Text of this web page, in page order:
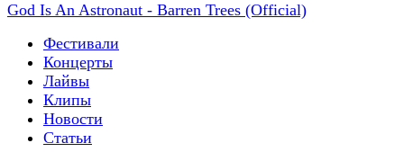
God Is An Astronaut - Barren Trees (Official)
Фестивали
Концерты
Лайвы
Клипы
Новости
Статьи